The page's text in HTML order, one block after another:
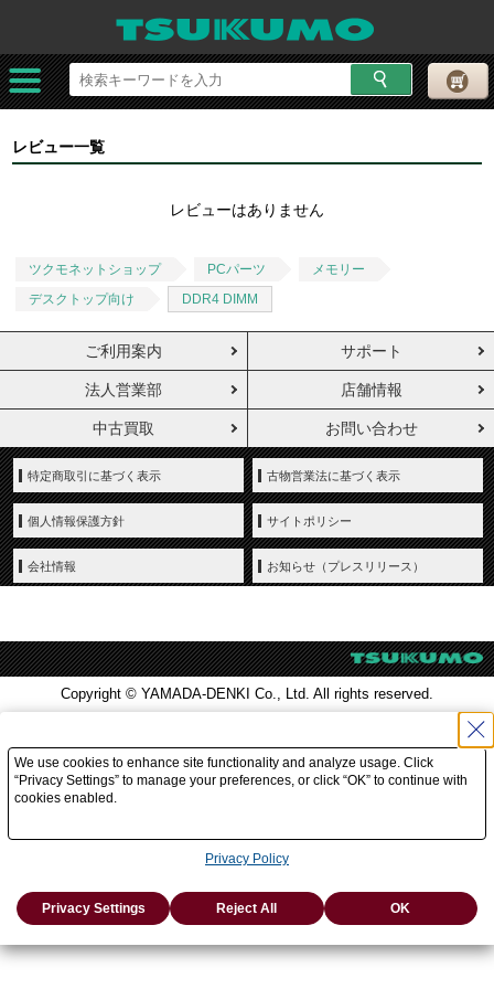
レビュー一覧
レビューはありません
ツクモネットショップ PCパーツ
メモリー
デスクトップ向け
DDR4 DIMM
ご利用案内 サポート
法人営業部 店舗情報
中古買取 お問い合わせ
特定商取引に基づく表示 古物営業法に基づく表示
個人情報保護方針 サイトポリシー
会社情報 お知らせ（プレスリリース）
Copyright © YAMADA-DENKI Co., Ltd. All rights reserved.
We use cookies to enhance site functionality and analyze usage. Click
“Privacy Settings” to manage your preferences, or click “OK” to continue with
cookies enabled.
Privacy Policy
Privacy Settings Reject All OK